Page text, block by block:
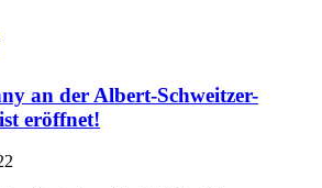
an der Albert-Schweitzer-
eröffnet!